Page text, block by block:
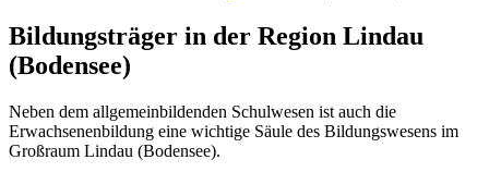
Bildungsträger in der Region Lindau
(Bodensee)
Neben dem allgemeinbildenden Schulwesen ist auch die
Erwachsenenbildung eine wichtige Säule des Bildungswesens im
Großraum Lindau (Bodensee).